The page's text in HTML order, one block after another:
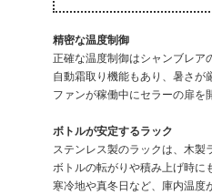
精密な温度制御
正確な温度制御はシャンブレア
自動霜取り機能もあり、暑さが
ファンが稼働中にセラーの扉を
ボトルが安定するラック
ステンレス製のラックは、木製
ボトルの転がりや積み上げ時に
寒冷地や真冬日など、庫内温度